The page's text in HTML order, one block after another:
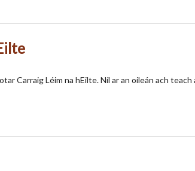
Carraig Léim na hEilte. Níl ar an oileán ach